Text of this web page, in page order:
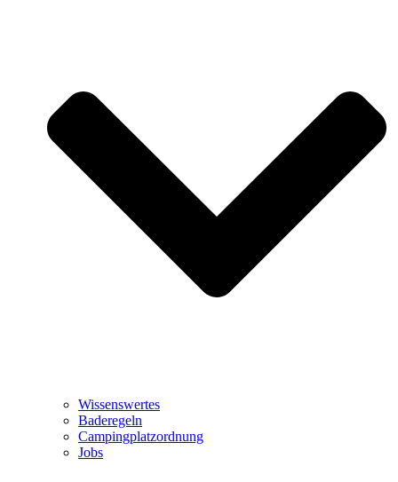
Wissenswertes
Baderegeln
Campingplatzordnung
Jobs